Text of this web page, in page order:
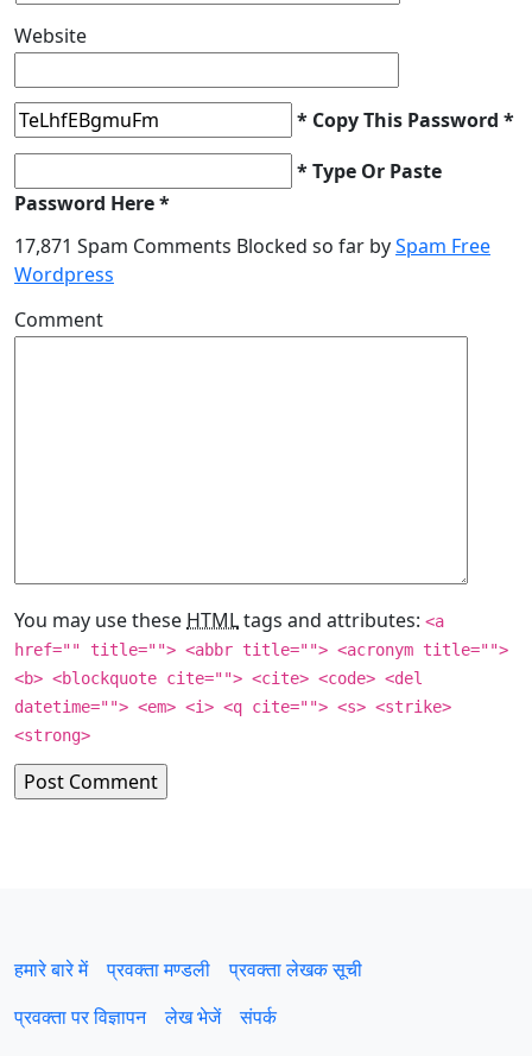
Website
* Copy This Password *
* Type Or Paste
Password Here *
17,871 Spam Comments Blocked so far bySpam Free
Wordpress
Comment
You may use these HTMLtags and attributes: <a
href="" title=""> <abbr title=""> <acronym title="">
<b> <blockquote cite=""> <cite> <code> <del
datetime=""> <em> <i> <q cite=""> <s> <strike>
<strong>
हमारे बारे में प्रवक्‍ता मण्डली
प्रवक्ता लेखक सूची
प्रवक्ता पर विज्ञापन
लेख भेजें संपर्क